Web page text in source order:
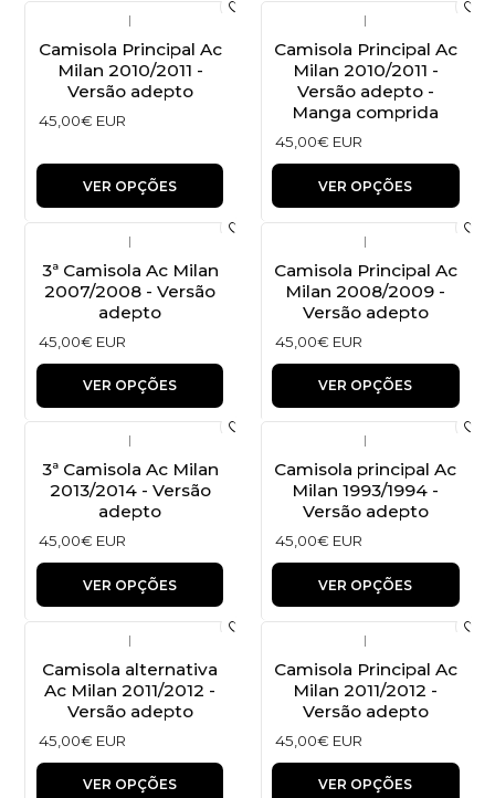
Camisola Principal Ac
Milan 2010/2011 -
Versão adepto
45,00€ EUR
VER OPÇÕES
Camisola Principal Ac
Milan 2010/2011 -
Versão adepto -
Manga comprida
45,00€ EUR
VER OPÇÕES
|
3ª Camisola Ac Milan
2007/2008 - Versão
adepto
45,00€ EUR
VER OPÇÕES
|
Camisola Principal Ac
Milan 2008/2009 -
Versão adepto
45,00€ EUR
VER OPÇÕES
3ª Camisola Ac Milan
2013/2014 - Versão
adepto
45,00€ EUR
VER OPÇÕES
Camisola principal Ac
Milan 1993/1994 -
Versão adepto
45,00€ EUR
VER OPÇÕES
|
Camisola alternativa
Ac Milan 2011/2012 -
Versão adepto
45,00€ EUR
VER OPÇÕES
|
Camisola Principal Ac
Milan 2011/2012 -
Versão adepto
45,00€ EUR
VER OPÇÕES